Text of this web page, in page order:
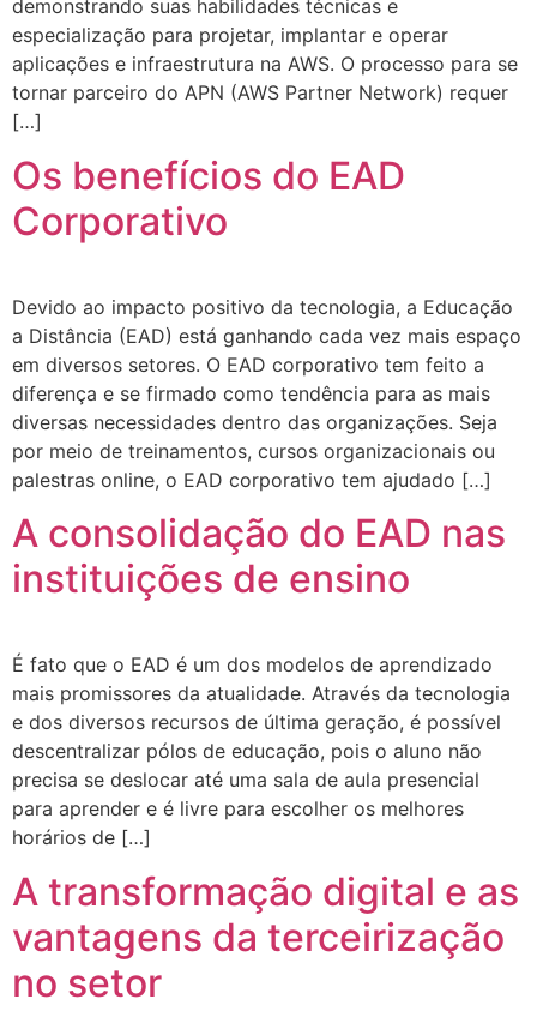
demonstrando suas habilidades técnicas e
especialização para projetar, implantar e operar
aplicações e infraestrutura na AWS. O processo para se
tornar parceiro do APN (AWS Partner Network) requer
[…]
Os benefícios do EAD
Corporativo
Devido ao impacto positivo da tecnologia, a Educação
a Distância (EAD) está ganhando cada vez mais espaço
em diversos setores. O EAD corporativo tem feito a
diferença e se firmado como tendência para as mais
diversas necessidades dentro das organizações. Seja
por meio de treinamentos, cursos organizacionais ou
palestras online, o EAD corporativo tem ajudado […]
A consolidação do EAD nas
instituições de ensino
É fato que o EAD é um dos modelos de aprendizado
mais promissores da atualidade. Através da tecnologia
e dos diversos recursos de última geração, é possível
descentralizar pólos de educação, pois o aluno não
precisa se deslocar até uma sala de aula presencial
para aprender e é livre para escolher os melhores
horários de […]
A transformação digital e as
vantagens da terceirização
no setor